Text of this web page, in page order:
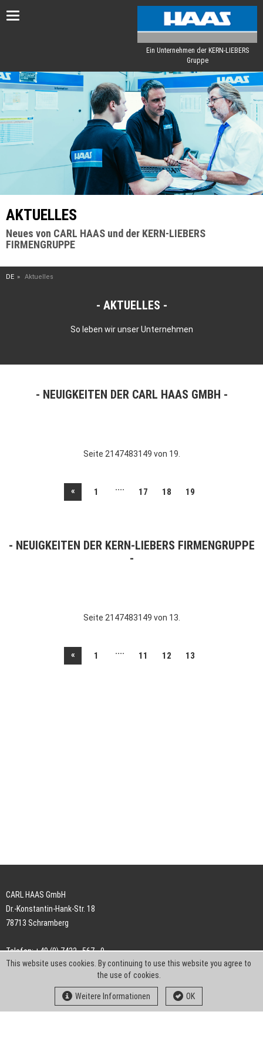
Toggle
Ein Unternehmen der KERN-LIEBERS
Gruppe
AKTUELLES
Neues von CARL HAAS und der KERN-LIEBERS
FIRMENGRUPPE
DE Aktuelles
AKTUELLES
So leben wir unser Unternehmen
NEUIGKEITEN DER CARL HAAS GMBH
Seite 2147483149 von 19.
« 1 .... 17 18 19
NEUIGKEITEN DER KERN-LIEBERS FIRMENGRUPPE
Seite 2147483149 von 13.
« 1 .... 11 12 13
CARL HAAS GmbH
Dr.-Konstantin-Hank-Str. 18
78713 Schramberg
Telefon: +49 (0) 7422 . 567 - 0
Telefax: +49 (0) 7422 . 567 - 239
info-ch@kern-liebers.com
This website uses cookies. By continuing to use this website you agree to
the use of cookies.
Weitere Informationen OK